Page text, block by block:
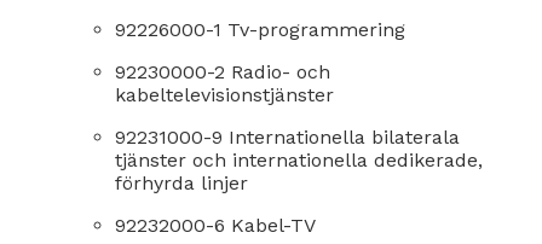
92226000-1 Tv-programmering
92230000-2 Radio- och
kabeltelevisionstjänster
92231000-9 Internationella bilaterala
tjänster och internationella dedikerade,
förhyrda linjer
92232000-6 Kabel-TV